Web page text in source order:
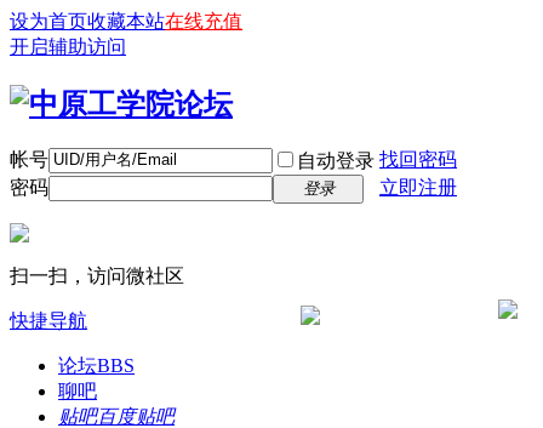
设为首页收藏本站在线充值
开启辅助访问
帐号 自动登录 找回密码
密码
登录 立即注册
扫一扫，访问微社区
快捷导航
论坛BBS
聊吧
贴吧百度贴吧